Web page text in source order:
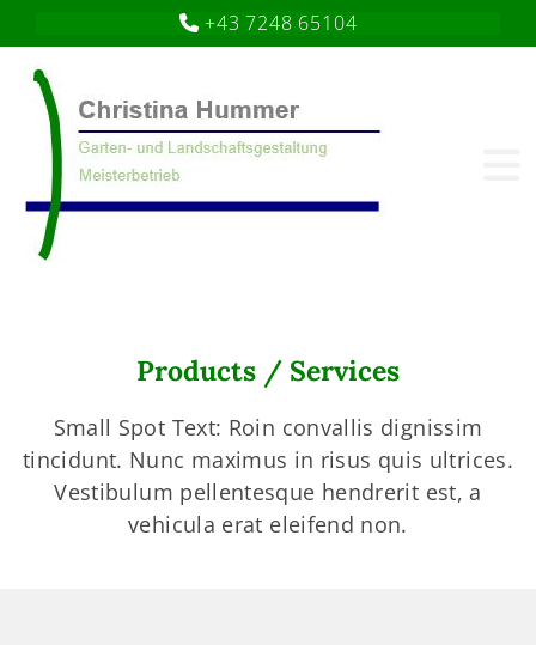
 +43 7248 65104
Products / Services
Small Spot Text: Roin convallis dignissim
tincidunt. Nunc maximus in risus quis ultrices.
Vestibulum pellentesque hendrerit est, a
vehicula erat eleifend non.